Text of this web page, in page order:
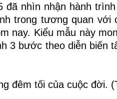
nhìn nhận hành
trong tương quan
nay. Kiểu mẫu này
3 bước theo diễn biến
đêm tối của cuộc đời.